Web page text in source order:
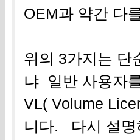
OEM과 약간 다
위의 3가지는 단
냐 일반 사용자
VL( Volume
니다. 다시 설명